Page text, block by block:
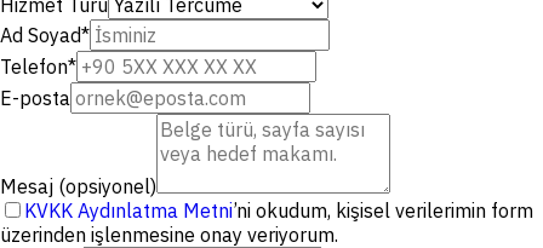
Ad Soyad*
Telefon*
E-posta
Mesaj (opsiyonel)
KVKK Aydınlatma Metni’ni okudum, kişisel verilerimin form
üzerinden işlenmesine onay veriyorum.